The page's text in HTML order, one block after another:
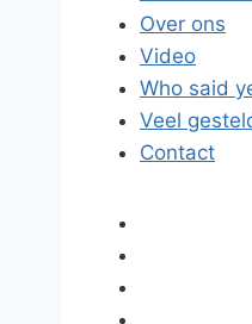
Over ons
Video
Who said
Veel
Contact